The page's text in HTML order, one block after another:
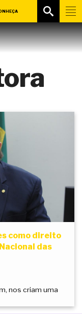
como direito
das
nos criam uma